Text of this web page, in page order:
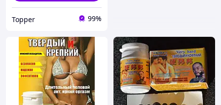
Topper 99%